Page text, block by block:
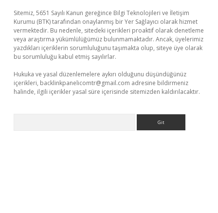
Sitemiz, 5651 Sayılı Kanun gereğince Bilgi Teknolojileri ve İletişim
Kurumu (BTK) tarafından onaylanmış bir Yer Sağlayıcı olarak hizmet
vermektedir. Bu nedenle, sitedeki içerikleri proaktif olarak denetleme
veya araştırma yükümlülüğümüz bulunmamaktadır. Ancak, üyelerimiz
yazdıkları içeriklerin sorumluluğunu taşımakta olup, siteye üye olarak
bu sorumluluğu kabul etmiş sayılırlar.
Hukuka ve yasal düzenlemelere aykırı olduğunu düşündüğünüz
içerikleri, backlinkpanelicomtr@gmail.com adresine bildirmeniz
halinde, ilgili içerikler yasal süre içerisinde sitemizden kaldırılacaktır.